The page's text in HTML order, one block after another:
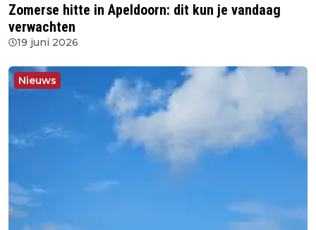
Zomerse hitte in Apeldoorn: dit kun je vandaag
verwachten
19 juni 2026
Nieuws